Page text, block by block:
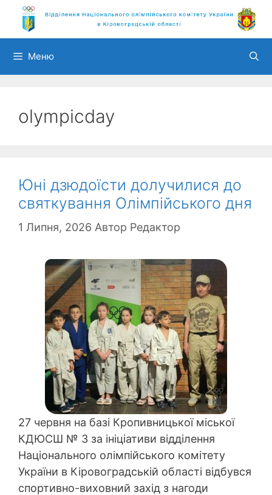
Перейти
вмісту
Меню
olympicday
Юні дзюдоїсти долучилися до
святкування Олімпійського дня
1 Липня, 2026 Автор Редактор
27 червня на базі Кропивницької міської
КДЮСШ № 3 за ініціативи відділення
Національного олімпійського комітету
України в Кіровоградській області відбувся
спортивно-виховний захід з нагоди